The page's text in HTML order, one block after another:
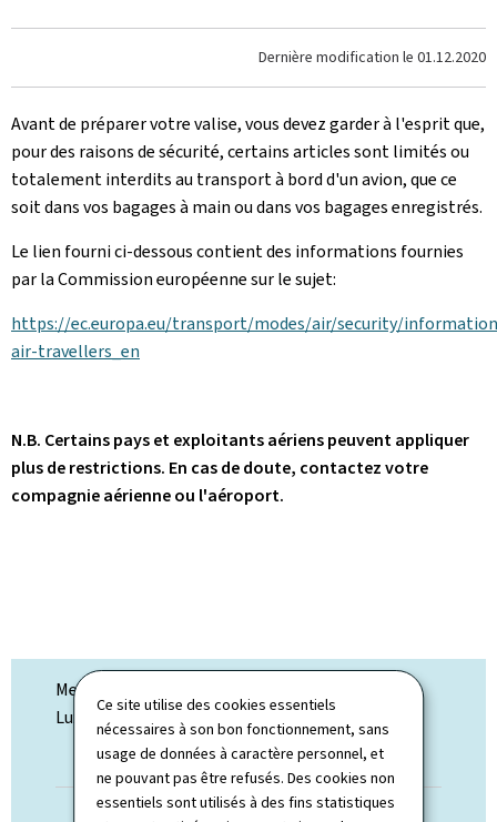
Ce site utilise des cookies essentiels
nécessaires à son bon fonctionnement, sans
usage de données à caractère personnel, et
ne pouvant pas être refusés. Des cookies non
essentiels sont utilisés à des fins statistiques
Dernière modification le 01.12.2020
Avant de préparer votre valise, vous devez garder à l'esprit que,
pour des raisons de sécurité, certains articles sont limités ou
totalement interdits au transport à bord d'un avion, que ce
soit dans vos bagages à main ou dans vos bagages enregistrés.
Le lien fourni ci-dessous contient des informations fournies
par la Commission européenne sur le sujet:
https://ec.europa.eu/transport/modes/air/security/
air-travellers_en
N.B. Certains pays et exploitants aériens peuvent appliquer
plus de restrictions. En cas de doute, contactez votre
compagnie aérienne ou l'aéroport.
Mesures de sécurité appliquées à l'aéroport de
Luxembourg
VERS LUX-AIRPORT